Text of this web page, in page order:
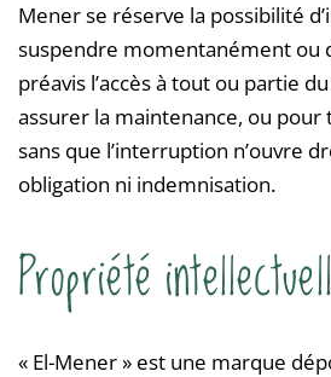
Mener se réserve la possibilité
suspendre momentanément ou
préavis l’accès à tout ou partie
assurer la maintenance, ou pour
sans que l’interruption n’ouvre
obligation ni indemnisation.
Propriété
« El-Mener » est une marque